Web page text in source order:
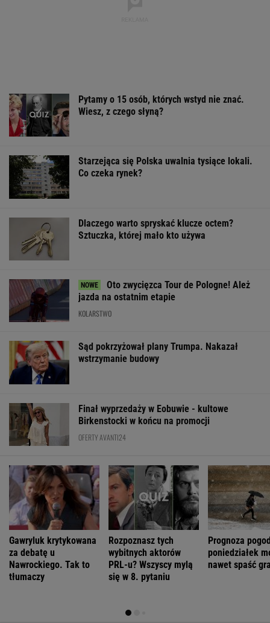
Pytamy o 15 osób, których wstyd nie znać.
Wiesz, z czego słyną?
Starzejąca się Polska uwalnia tysiące lokali.
Co czeka rynek?
Dlaczego warto spryskać klucze octem?
Sztuczka, której mało kto używa
Oto zwycięzca Tour de Pologne! Ależ
jazda na ostatnim etapie
KOLARSTWO
Sąd pokrzyżował plany Trumpa. Nakazał
wstrzymanie budowy
Finał wyprzedaży w Eobuwie - kultowe
Birkenstocki w końcu na promocji
OFERTY AVANTI24
Gawryluk krytykowana
za debatę u
Nawrockiego. Tak to
tłumaczy
Rozpoznasz tych
wybitnych aktorów
PRL-u? Wszyscy mylą
się w 8. pytaniu
Prognoza
poniedziałek
nawet spaść